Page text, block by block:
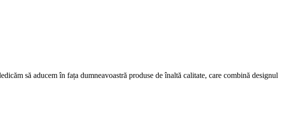
să aducem în fața dumneavoastră produse de înaltă calitate, care combină designul